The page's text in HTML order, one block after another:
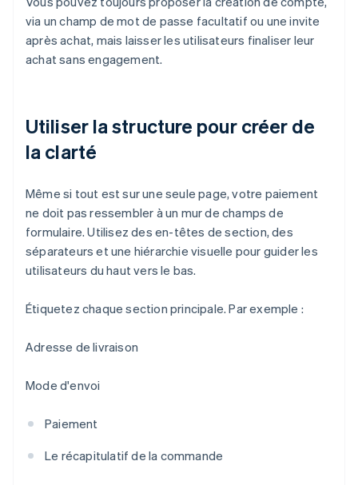
via un champ de mot de passe facultatif ou une invite
après achat, mais laisser les utilisateurs finaliser leur
achat sans engagement.
Utiliser la structure pour créer de
la clarté
Même si tout est sur une seule page, votre paiement
ne doit pas ressembler à un mur de champs de
formulaire. Utilisez des en-têtes de section, des
séparateurs et une hiérarchie visuelle pour guider les
utilisateurs du haut vers le bas.
Étiquetez chaque section principale. Par exemple :
Adresse de livraison
Mode d'envoi
Paiement
Le récapitulatif de la commande